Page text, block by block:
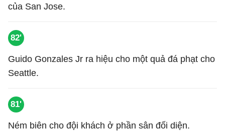
của San Jose.
82'
Guido Gonzales Jr ra hiệu cho một quả đá phạt cho
Seattle.
81'
Ném biên cho đội khách ở phần sân đối diện.